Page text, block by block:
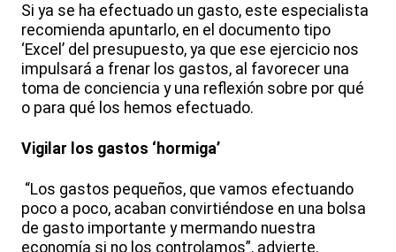
Si ya se ha efectuado un gasto, este especialista
recomienda apuntarlo, en el documento tipo
‘Excel’ del presupuesto, ya que ese ejercicio nos
impulsará a frenar los gastos, al favorecer una
toma de conciencia y una reflexión sobre por qué
o para qué los hemos efectuado.
Vigilar los gastos ‘hormiga’
“Los gastos pequeños, que vamos efectuando
poco a poco, acaban convirtiéndose en una bolsa
de gasto importante y mermando nuestra
economía si no los controlamos”, advierte.